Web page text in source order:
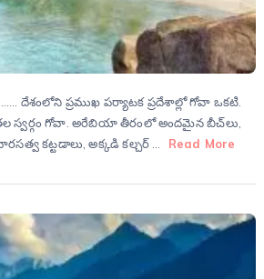
దేశంలోని ప్రముఖ పర్యాటక ప్రదేశాల్లో గోవా ఒకటి.
స్వర్గం గోవా. అరేబియా తీరంలో అందమైన బీచ్‌లు,
కట్టడాలు, అక్కడి కల్చర్‌ …
Read More